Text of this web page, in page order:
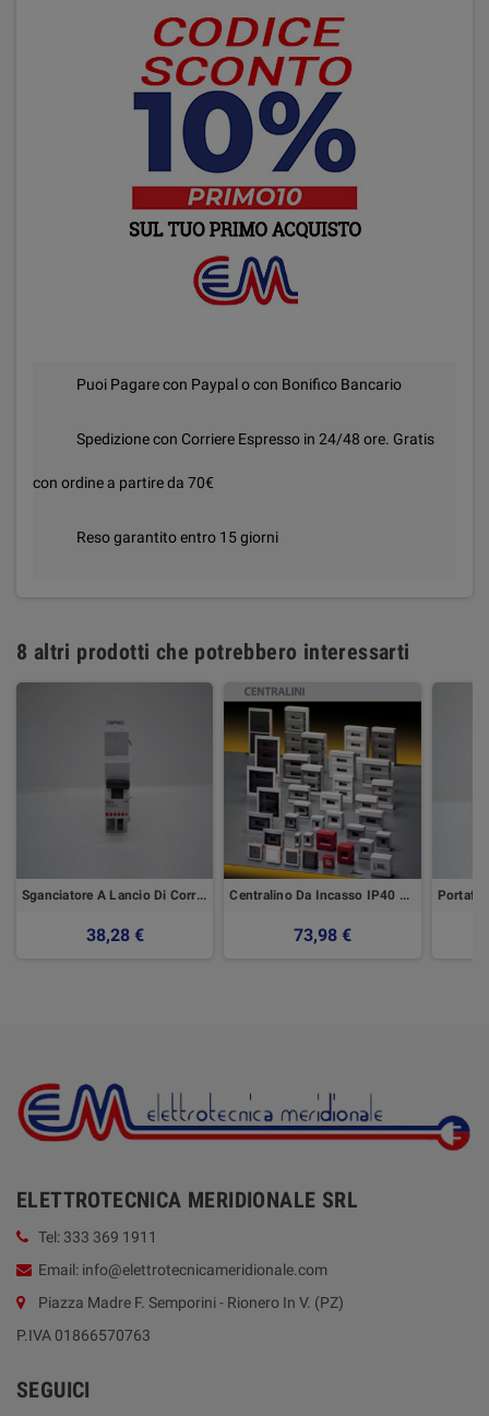
Puoi Pagare con Paypal o con Bonifico Bancario
Spedizione con Corriere Espresso in 24/48 ore. Gratis
con ordine a partire da 70€
Reso garantito entro 15 giorni
8 altri prodotti che potrebbero interessarti
Sganciatore A Lancio Di Corrente
38,28 €
Centralino Da Incasso IP40 54 Moduli Con Porta Trasparente
73,98 €
ELETTROTECNICA MERIDIONALE SRL
Tel: 333 369 1911
Email: info@elettrotecnicameridionale.com
Piazza Madre F. Semporini - Rionero In V. (PZ)
P.IVA 01866570763
SEGUICI